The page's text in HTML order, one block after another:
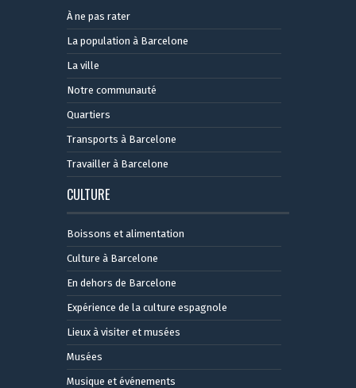
À ne pas rater
La population à Barcelone
La ville
Notre communauté
Quartiers
Transports à Barcelone
Travailler à Barcelone
CULTURE
Boissons et alimentation
Culture à Barcelone
En dehors de Barcelone
Expérience de la culture espagnole
Lieux à visiter et musées
Musées
Musique et événements